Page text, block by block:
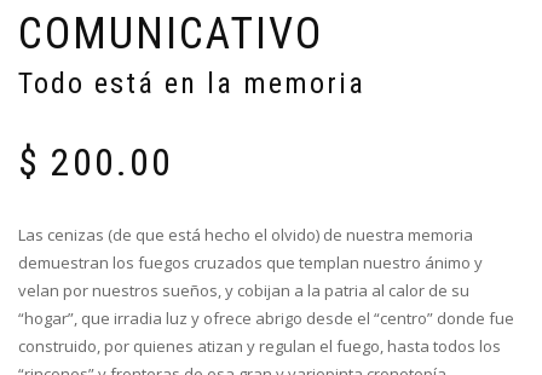
COMUNICATIVO
Todo está en la memoria
$ 200.00
Las cenizas (de que está hecho el olvido) de nuestra memoria
demuestran los fuegos cruzados que templan nuestro ánimo y
velan por nuestros sueños, y cobijan a la patria al calor de su
“hogar”, que irradia luz y ofrece abrigo desde el “centro” donde fue
construido, por quienes atizan y regulan el fuego, hasta todos los